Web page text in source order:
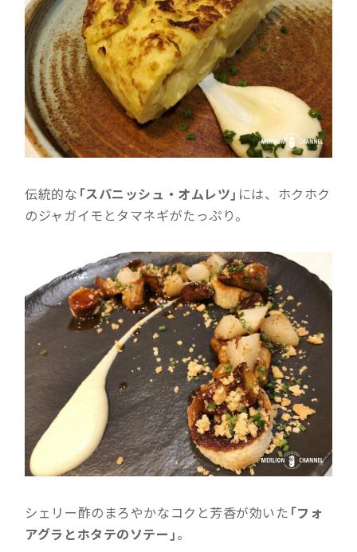
伝統的な 「スパニッシュ・オムレツ」 には、ホクホク
のジャガイモとタマネギがたっぷり。
シェリー酢のまろやかなコクと芳香が効いた 「フォ
アグラとホタテのソテー」。